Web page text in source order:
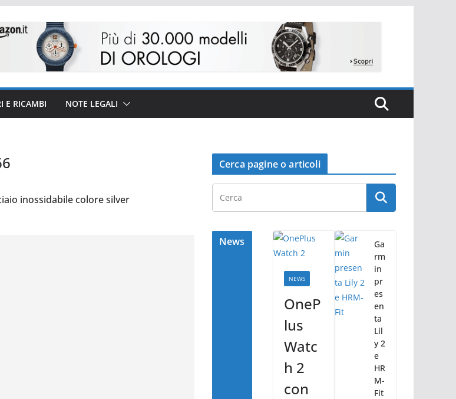
E RICAMBI NOTE LEGALI
inossidabile colore silver
Cerca pagine o articoli
News
NEWS
OneP
lus
Watc
h 2
con
Ga
rm
in
pr
es
en
ta
Lil
y 2
e
HR
M-
Fit